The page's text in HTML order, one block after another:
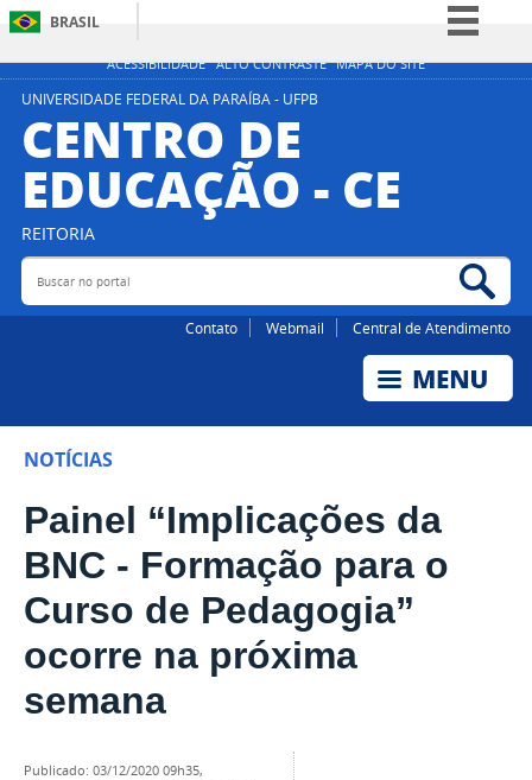
ACESSIBILIDADE ALTO CONTRASTE MAPA DO SITE
BRASIL
Simplifique!
Acesso à informação
Legislação
UNIVERSIDADE FEDERAL DA PARAÍBA - UFPB
CENTRO DE
EDUCAÇÃO - CE
REITORIA
Buscar no portal
Contato Webmail Central de Atendimento
NOTÍCIAS
Painel “Implicações da
BNC - Formação para o
Curso de Pedagogia”
ocorre na próxima
semana
publicado: 03/12/2020 09h35,